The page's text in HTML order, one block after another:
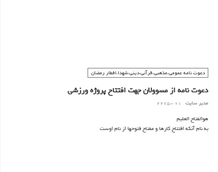
دعوت نامه عمومی،مذهبی،قرآنی،دینی،شهدا،افطار رمضان
دعوت نامه از مسوولان جهت افتتاح پروژه ورزشی
مدیر سایت 01 -2675
هوالفتاح العلیم
به نام آنکه افتتاح کارها و مفتاح فتوحها از نام اوست